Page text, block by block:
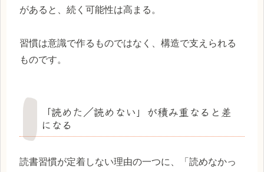
があると、続く可能性は高まる。
習慣は意識で作るものではなく、構造で支えられる
ものです。
「読めた／読めない」が積み重なると差
になる
読書習慣が定着しない理由の一つに、「読めなかっ